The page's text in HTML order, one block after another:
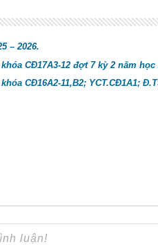
– 2026.
CĐ17A3-12 đợt 7 kỳ 2 năm học
CĐ16A2-11,B2; YCT.CĐ1A1;